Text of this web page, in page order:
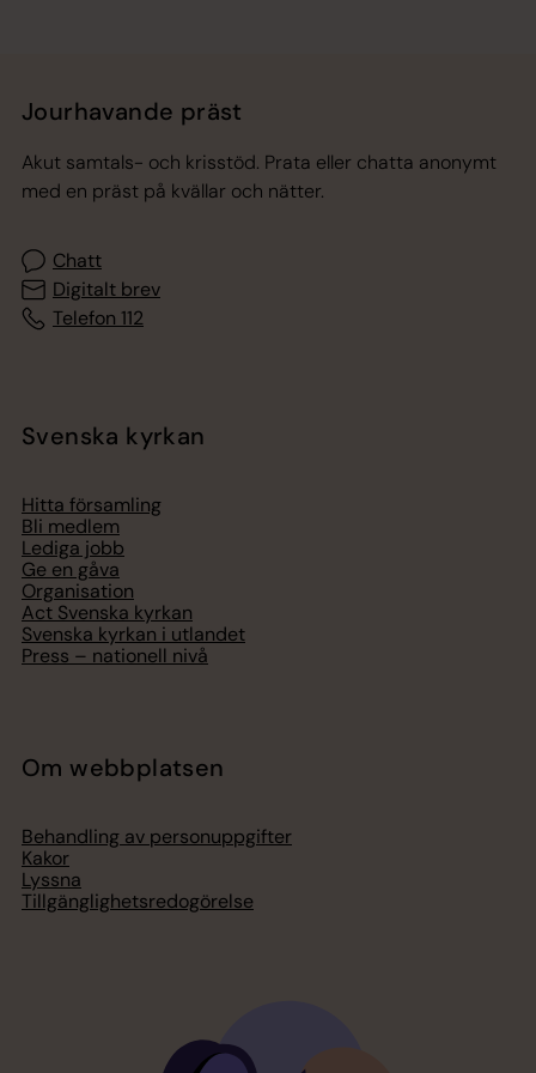
Jourhavande präst
Akut samtals- och krisstöd. Prata eller chatta anonymt
med en präst på kvällar och nätter.
Chatt
Digitalt brev
Telefon 112
Svenska kyrkan
Hitta församling
Bli medlem
Lediga jobb
Ge en gåva
Organisation
Act Svenska kyrkan
Svenska kyrkan i utlandet
Press – nationell nivå
Om webbplatsen
Behandling av personuppgifter
Kakor
Lyssna
Tillgänglighetsredogörelse